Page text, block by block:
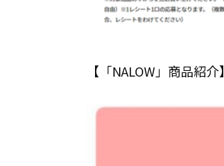
【「NALOW」商品紹介】